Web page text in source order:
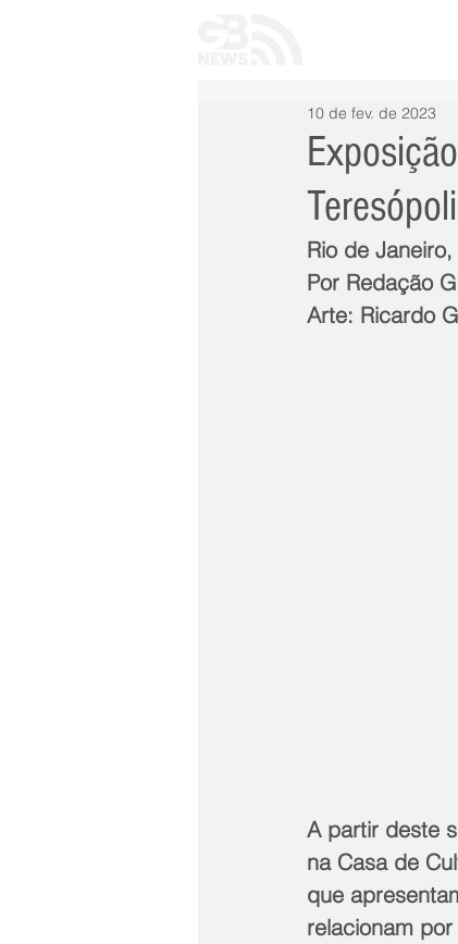
10 de fev. de 2023
Rio de
Por Redação
Arte: Ricardo
A partir deste
na Casa de
que
relacionam